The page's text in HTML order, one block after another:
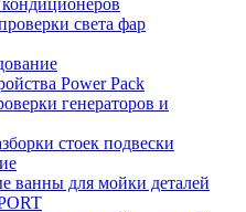
света фар
Power Pack
генераторов и
стоек подвески
ванны для мойки деталей